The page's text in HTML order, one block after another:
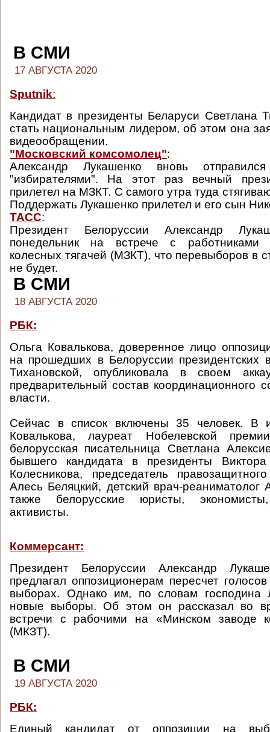
В СМИ
17 АВГУСТА 2020
Sputnik:
Кандидат в президенты Беларуси Светлана
стать национальным лидером, об этом она
видеообращении.
"Московский комсомолец":
Александр Лукашенко вновь
"избирателями". На этот раз вечный
прилетел на МЗКТ. С самого утра туда
Поддержать Лукашенко прилетел и его сын
ТАСС:
Президент Белоруссии Александр
понедельник на встрече с работниками
колесных тягачей (МЗКТ), что перевыборов в
не будет.
В СМИ
18 АВГУСТА 2020
РБК:
Ольга Ковалькова, доверенное лицо
на прошедших в Белоруссии президентских
Тихановской, опубликовала в своем
предварительный состав координационного
власти.
Сейчас в список включены 35 человек.
Ковалькова, лауреат Нобелевской
белорусская писательница Светлана
бывшего кандидата в президенты
Колесникова, председатель
Алесь Беляцкий, детский врач-
также белорусские юристы,
активисты.
Коммерсант:
Президент Белоруссии Александр
предлагал оппозиционерам пересчет
выборах. Однако им, по словам господина
новые выборы. Об этом он рассказал во
встречи с рабочими на «Минском заводе
(МКЗТ).
В СМИ
19 АВГУСТА 2020
РБК:
Единый кандидат от оппозиции на